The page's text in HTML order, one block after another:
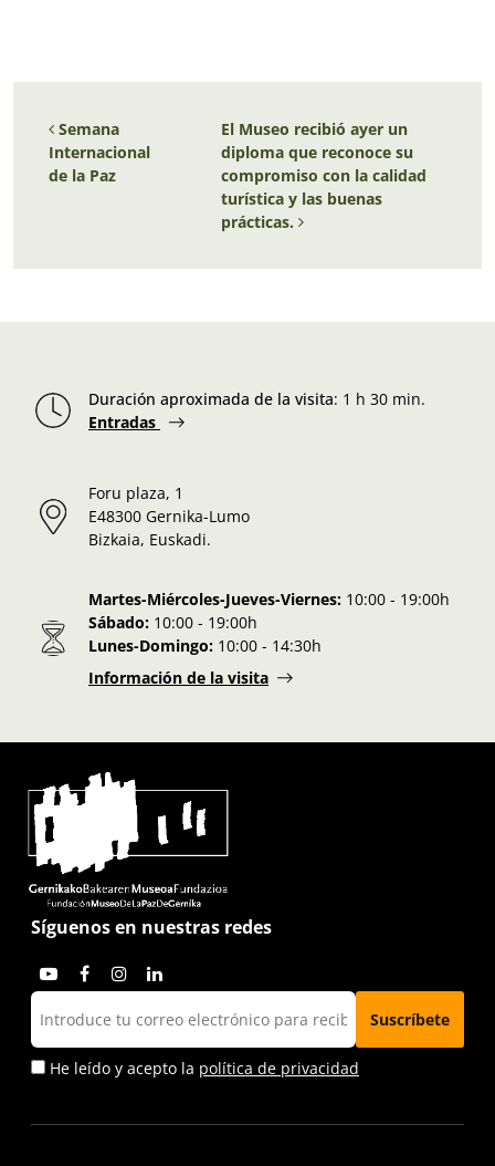
Navegación de entradas
Semana
Internacional
de la Paz
El Museo recibió ayer un
diploma que reconoce su
compromiso con la calidad
turística y las buenas
prácticas.
Duración aproximada de la visita: 1 h 30 min.
Entradas
Foru plaza, 1
E48300 Gernika-Lumo
Bizkaia, Euskadi.
Martes-Miércoles-Jueves-Viernes: 10:00 - 19:00h
Sábado: 10:00 - 19:00h
Lunes-Domingo: 10:00 - 14:30h
Información de la visita
Síguenos en nuestras redes
He leído y acepto la política de privacidad